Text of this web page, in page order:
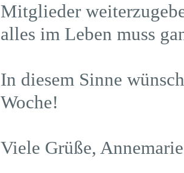
Mitglieder
alles im Leben muss
In diesem Sinne
Woche!
Viele Grüße,